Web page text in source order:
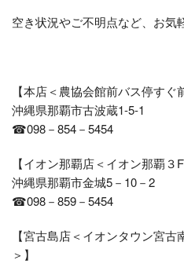
空き状況やご不明点など、お気
【本店＜農協会館前バス停すぐ
沖縄県那覇市古波蔵1-5-1
☎098－854－5454
【イオン那覇店＜イオン那覇３F
沖縄県那覇市金城5－10－2
☎098－859－5454
【宮古島店＜イオンタウン宮
＞】